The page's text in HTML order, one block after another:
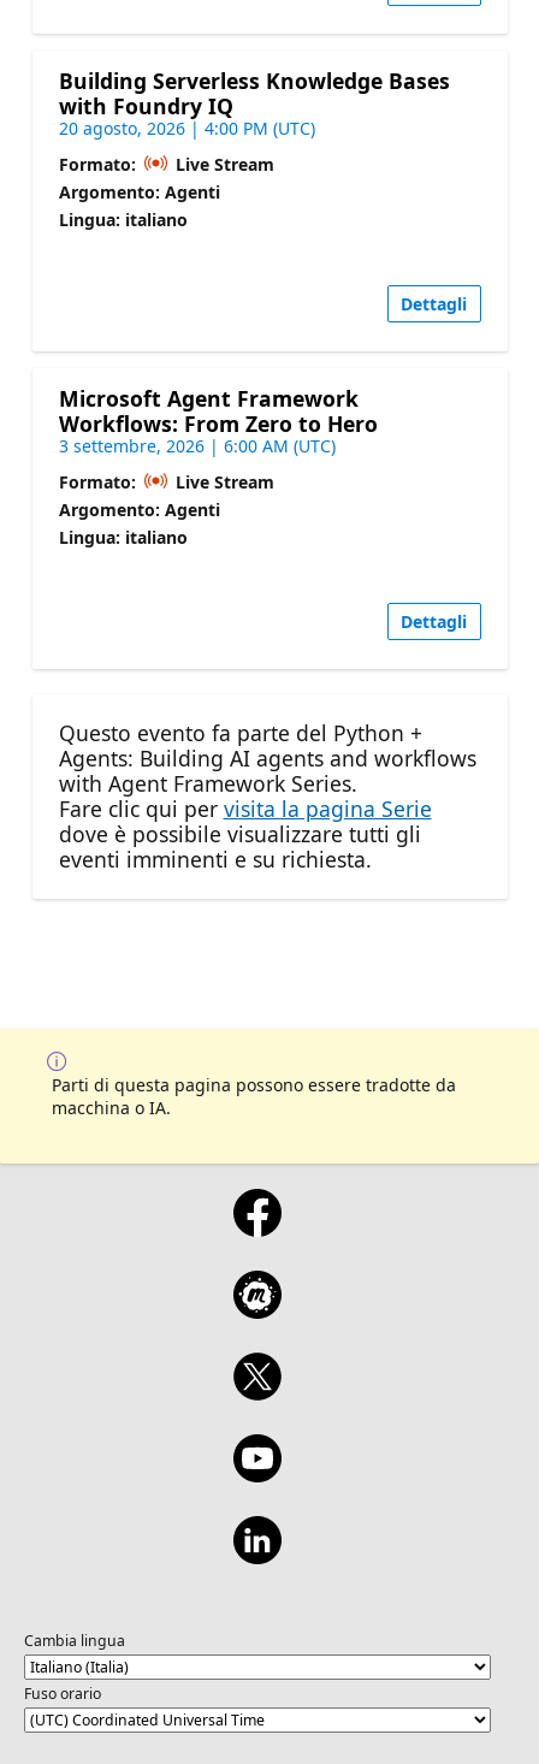
Building Serverless Knowledge Bases
with Foundry IQ
20 agosto, 2026 | 4:00 PM (UTC)
Formato:
Live Stream
Argomento: Agenti
Lingua: italiano
Dettagli
Microsoft Agent Framework
Workflows: From Zero to Hero
3 settembre, 2026 | 6:00 AM (UTC)
Formato:
Live Stream
Argomento: Agenti
Lingua: italiano
Dettagli
Questo evento fa parte del Python +
Agents: Building AI agents and workflows
with Agent Framework Series.
Fare clic qui per visita la pagina Serie
dove è possibile visualizzare tutti gli
eventi imminenti e su richiesta.
Parti di questa pagina possono essere tradotte da
macchina o IA.
Cambia lingua
Fuso orario